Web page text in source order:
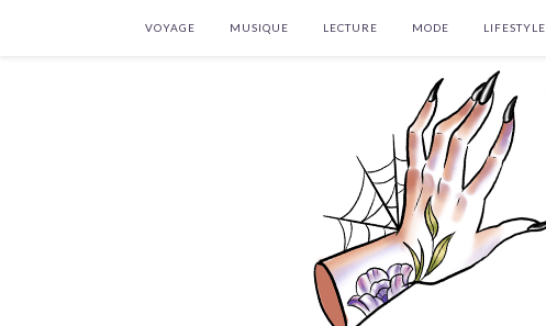
VOYAGE MUSIQUE LECTURE MODE LIFESTYLE